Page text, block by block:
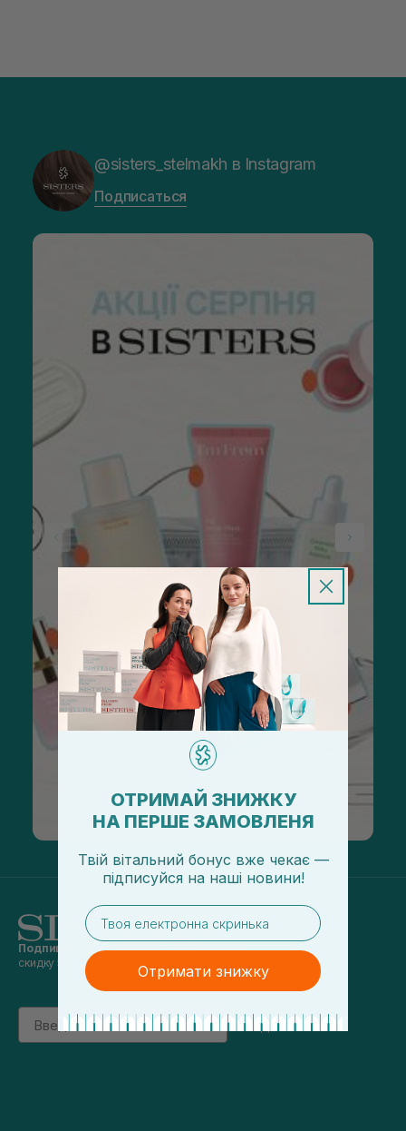
@sisters_stelmakh в Instagram
Подписаться
Подпишись на наши новостии получай
скидку 5% на первый заказ
Email
підписатись
ОТРИМАЙ ЗНИЖКУ
НА ПЕРШЕ ЗАМОВЛЕНЯ
Твій вітальний бонус вже чекає —
підписуйся на наші новини!
email
Отримати знижку